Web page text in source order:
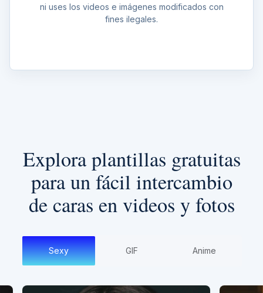
ni uses los videos e imágenes modificados con
fines ilegales.
Explora plantillas gratuitas
para un fácil intercambio
de caras en videos y fotos
Sexy GIF Anime